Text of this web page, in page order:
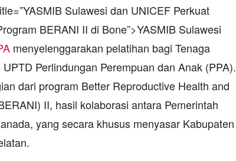
Sulawesi dan UNICEF Perkuat
BERANI II di Bone”>YASMIB Sulawesi
menyelenggarakan pelatihan bagi Tenaga
Perlindungan Perempuan dan Anak (PPA).
dari program Better Reproductive Health and
II, hasil kolaborasi antara Pemerintah
yang secara khusus menyasar Kabupaten